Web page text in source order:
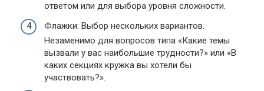
ответом или для выбора уровня сложности.
Флажки: Выбор нескольких вариантов.
Незаменимо для вопросов типа «Какие темы
вызвали у вас наибольшие трудности?» или «В
каких секциях кружка вы хотели бы
участвовать?».